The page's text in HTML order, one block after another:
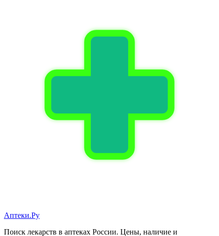
Аптеки.Ру
Поиск лекарств в аптеках России. Цены, наличие и